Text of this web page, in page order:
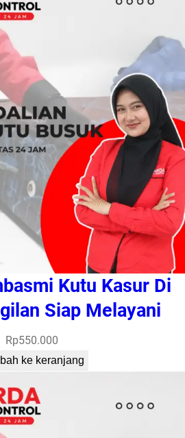
Kutu Kasur Di
Siap Melayani
Rp550.000
ke keranjang